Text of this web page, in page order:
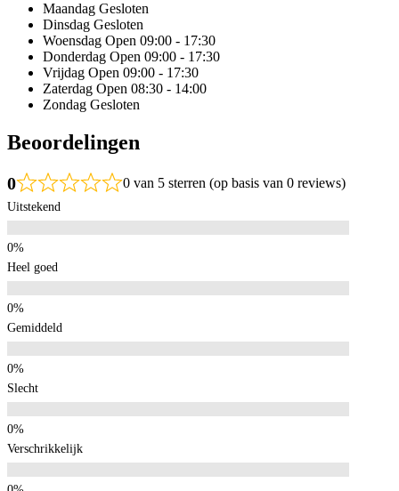
Maandag Gesloten
Dinsdag Gesloten
Woensdag Open 09:00 - 17:30
Donderdag Open 09:00 - 17:30
Vrijdag Open 09:00 - 17:30
Zaterdag Open 08:30 - 14:00
Zondag Gesloten
Beoordelingen
0 0 van 5 sterren (op basis van 0 reviews)
Uitstekend
Heel goed
Gemiddeld
Slecht
Verschrikkelijk